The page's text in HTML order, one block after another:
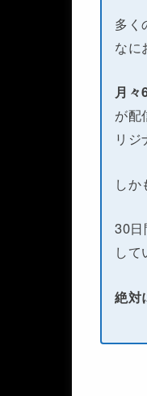
多く
なに
月々
が配
リジ
し
30日
して
絶対